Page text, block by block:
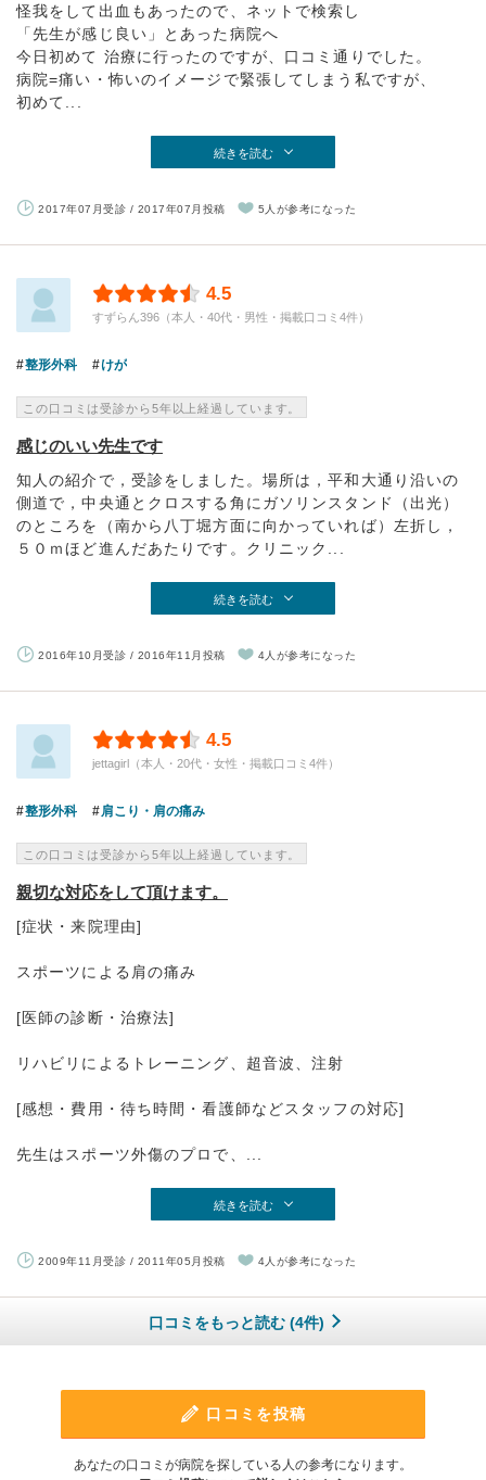
怪我をして出血もあったので、ネットで検索し
「先生が感じ良い」とあった病院へ
今日初めて 治療に行ったのですが、口コミ通りでした。
病院=痛い・怖いのイメージで緊張してしまう私ですが、
初めて...
続きを読む
2017年07月受診 / 2017年07月投稿 5人が参考になった
4.5
すずらん396（本人・40代・男性・掲載口コミ4件）
整形外科 けが
この口コミは受診から5年以上経過しています。
感じのいい先生です
知人の紹介で，受診をしました。場所は，平和大通り沿いの
側道で，中央通とクロスする角にガソリンスタンド（出光）
のところを（南から八丁堀方面に向かっていれば）左折し，
５０ｍほど進んだあたりです。クリニック...
続きを読む
2016年10月受診 / 2016年11月投稿 4人が参考になった
4.5
jettagirl（本人・20代・女性・掲載口コミ4件）
整形外科 肩こり・肩の痛み
この口コミは受診から5年以上経過しています。
親切な対応をして頂けます。
[症状・来院理由]
スポーツによる肩の痛み
[医師の診断・治療法]
リハビリによるトレーニング、超音波、注射
[感想・費用・待ち時間・看護師などスタッフの対応]
先生はスポーツ外傷のプロで、...
続きを読む
2009年11月受診 / 2011年05月投稿 4人が参考になった
口コミをもっと読む (4件)
口コミを投稿
あなたの口コミが病院を探している人の参考になります。